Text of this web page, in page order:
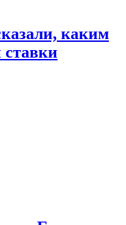
каким
ставки